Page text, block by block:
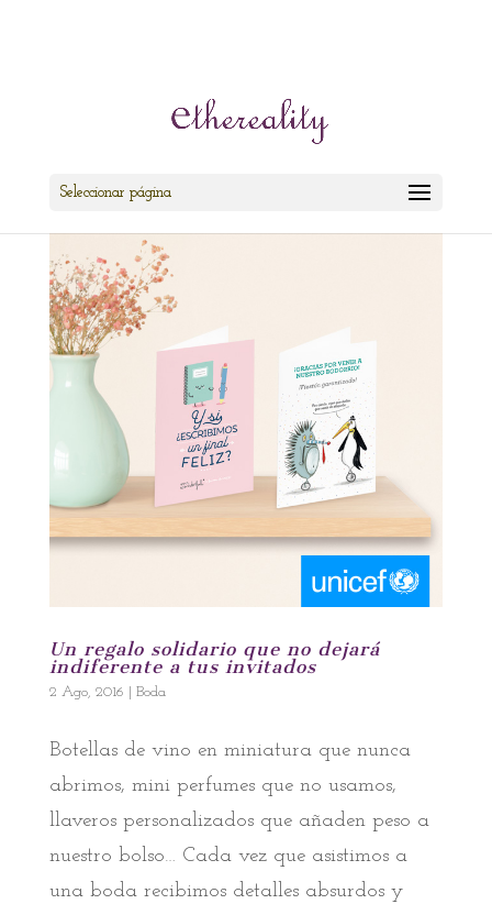
Seleccionar página
Un regalo solidario que no dejará
indiferente a tus invitados
2 Ago, 2016 Boda
Botellas de vino en miniatura que nunca
abrimos, mini perfumes que no usamos,
llaveros personalizados que añaden peso a
nuestro bolso… Cada vez que asistimos a
una boda recibimos detalles absurdos y